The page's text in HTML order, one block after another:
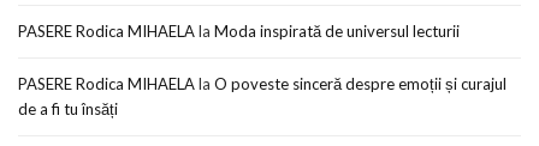
PASERE Rodica MIHAELAla Moda inspirată de universul lecturii
PASERE Rodica MIHAELAla O poveste sinceră despre emoții și curajul
de a fi tu însăți